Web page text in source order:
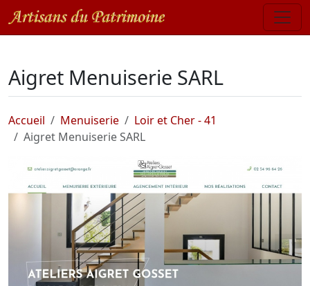
Aigret Menuiserie SARL
Accueil Menuiserie
Loir et Cher - 41
Aigret Menuiserie SARL